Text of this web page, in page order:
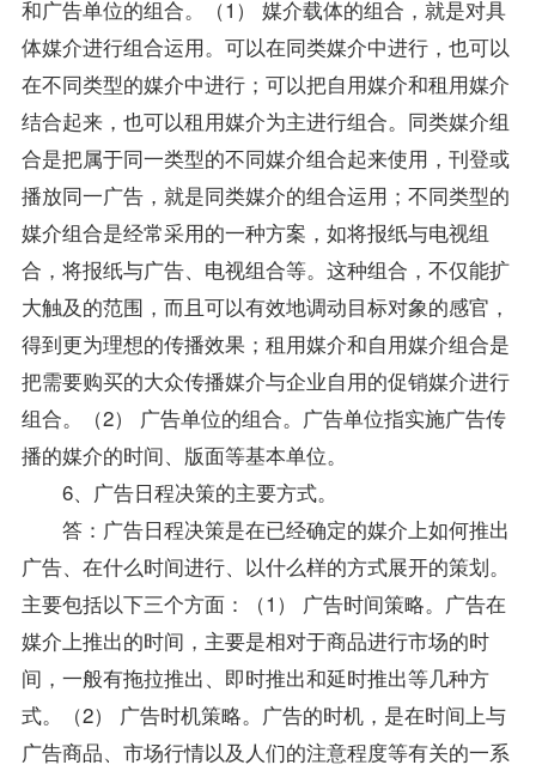
和广告单位的组合。（1） 媒介载体的组合，就是对具
体媒介进行组合运用。可以在同类媒介中进行，也可以
在不同类型的媒介中进行；可以把自用媒介和租用媒介
结合起来，也可以租用媒介为主进行组合。同类媒介组
合是把属于同一类型的不同媒介组合起来使用，刊登或
播放同一广告，就是同类媒介的组合运用；不同类型的
媒介组合是经常采用的一种方案，如将报纸与电视组
合，将报纸与广告、电视组合等。这种组合，不仅能扩
大触及的范围，而且可以有效地调动目标对象的感官，
得到更为理想的传播效果；租用媒介和自用媒介组合是
把需要购买的大众传播媒介与企业自用的促销媒介进行
组合。（2） 广告单位的组合。广告单位指实施广告传
播的媒介的时间、版面等基本单位。
6、广告日程决策的主要方式。
答：广告日程决策是在已经确定的媒介上如何推出
广告、在什么时间进行、以什么样的方式展开的策划。
主要包括以下三个方面：（1） 广告时间策略。广告在
媒介上推出的时间，主要是相对于商品进行市场的时
间，一般有拖拉推出、即时推出和延时推出等几种方
式。（2） 广告时机策略。广告的时机，是在时间上与
广告商品、市场行情以及人们的注意程度等有关的一系